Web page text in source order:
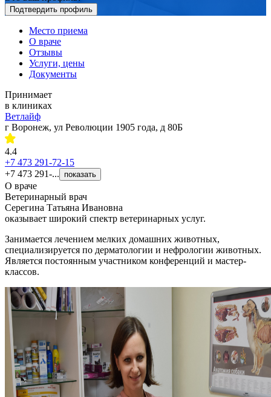
Подтвердить профиль
Место приема
О враче
Отзывы
Услуги, цены
Документы
Принимает
в клиниках
Ветлайф
г Воронеж, ул Революции 1905 года, д 80Б
4.4
+7 473 291-72-15
+7 473 291-...
показать
О враче
Ветеринарный врач
Серегина Татьяна Ивановна
оказывает широкий спектр ветеринарных услуг.
Занимается лечением мелких домашних животных,
специализируется по дерматологии и нефрологии животных.
Является постоянным участником конференций и мастер-
классов.